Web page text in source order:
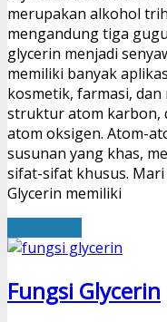
merupakan alkohol
mengandung tiga
glycerin menjadi
memiliki banyak
kosmetik, farmasi,
struktur atom karbon,
atom oksigen. Atom-
susunan yang khas,
sifat-sifat khusus.
Glycerin memiliki
Fungsi Glycerin